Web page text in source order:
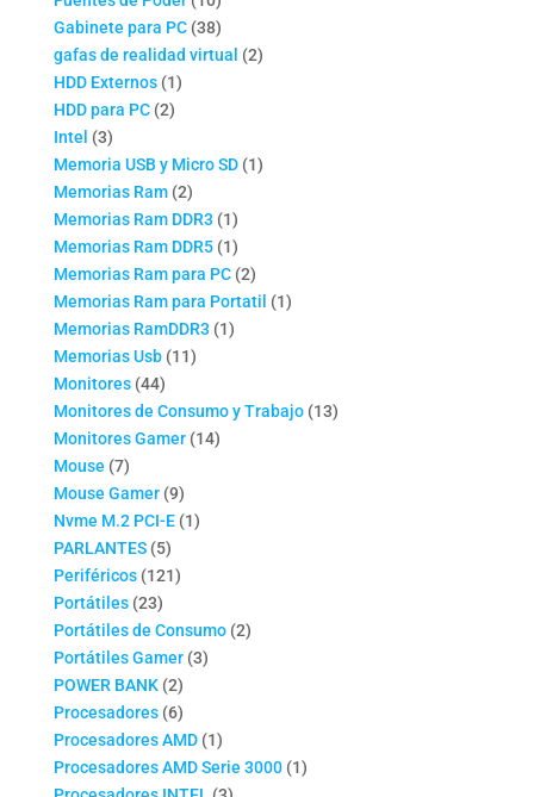
productos
Gabinete para PC 3838
productos
gafas de realidad virtual 22
HDD Externos 11
HDD para PC 22
Intel 33
productos
Memoria USB y Micro SD 11
Memorias Ram 22
productos
Memorias Ram DDR3 11
producto
Memorias Ram DDR5 11
producto
Memorias Ram para PC 22
productos
Memorias Ram para Portatil 11
Memorias RamDDR3 11
Memorias Usb 1111
Monitores 4444
productos
Monitores de Consumo y Trabajo 1313
Monitores Gamer 1414
Mouse 77
productos
Mouse Gamer 99
productos
Nvme M.2 PCI-E 11
PARLANTES 55
productos
Periféricos 121121
Portátiles 2323
productos
Portátiles de Consumo 22
Portátiles Gamer 33
POWER BANK 22
productos
Procesadores 66
productos
Procesadores AMD 11
producto
Procesadores AMD Serie 3000 11